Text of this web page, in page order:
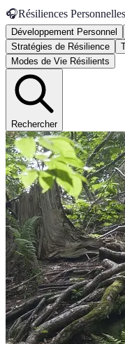
🎧Résiliences Personnelles
Développement Personnel
Stratégies de Résilience
Modes de Vie Résilients
Rechercher